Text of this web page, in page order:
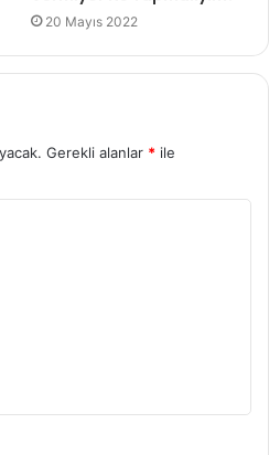
20 Mayıs 2022
Gerekli alanlar * ile